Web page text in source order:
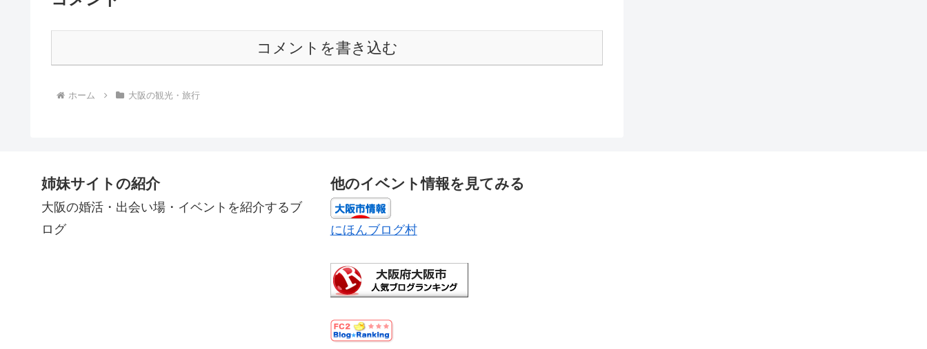
コメントを書き込む
ホーム 大阪の観光・旅行
姉妹サイトの紹介
大阪の婚活・出会い場・イベントを紹介するブ
ログ
他のイベント情報を見てみる
にほんブログ村